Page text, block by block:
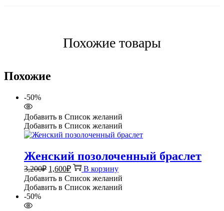
Похожие товары
Похожие
-50%
Добавить в Список желаний
Добавить в Список желаний
Женский позолоченный браслет
3,200₽ Первоначальная
цена
составляла
1,600₽Текущая
цена:
1,600₽.
В корзину
Добавить в Список желаний
Добавить в Список желаний
-50%